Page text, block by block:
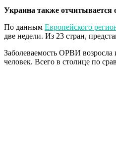
Украина также отчитывается
По данным Европейского
две недели. Из 23 стран,
Заболеваемость ОРВИ
человек. Всего в столице по